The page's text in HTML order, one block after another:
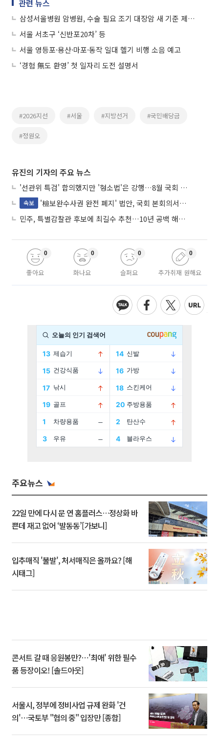
관련 뉴스
삼성서울병원 암병원, 수술 필요 조기 대장암 새 기준 제시…“꼭 필요한 환자만”
서울 서초구 ‘신반포20차’ 등
서울 영등포·용산·마포·동작 일대 헬기 비행 소음 예고
‘경험 無도 환영’ 첫 일자리 도전 설명서
#2026지선 #서울 #지방선거 #국민배당금
#정원오
유진의 기자의 주요 뉴스
'선관위 특검' 합의했지만 '형소법'은 강행…8월 국회 '입법 2차전' 예고
속보
'檢보완수사권 완전 폐지' 법안, 국회 본회의서 민주당 주도 통과
민주, 특별감찰관 후보에 최길수 추천…10년 공백 해소 속도
좋아요
0
화나요
0
슬퍼요
0
추가취재 원해요
0
주요뉴스
22일 만에 다시 문 연 홈플러스…정상화 바
쁜데 재고 없어 ‘발동동’[가보니]
입추매직 '불발', 처서매직은 올까요? [해
시태그]
콘서트 갈 때 응원봉만?⋯'최애' 위한 필수
품 등장이오! [솔드아웃]
서울시, 정부에 정비사업 규제 완화 '건
의'⋯국토부 "협의 중" 입장만 [종합]